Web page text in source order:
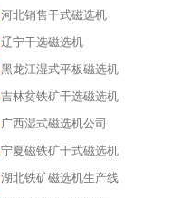
河北销售干式磁选机
辽宁干选磁选机
黑龙江湿式平板磁选机
吉林贫铁矿干选磁选机
广西湿式磁选机公司
宁夏磁铁矿干式磁选机
湖北铁矿磁选机生产线